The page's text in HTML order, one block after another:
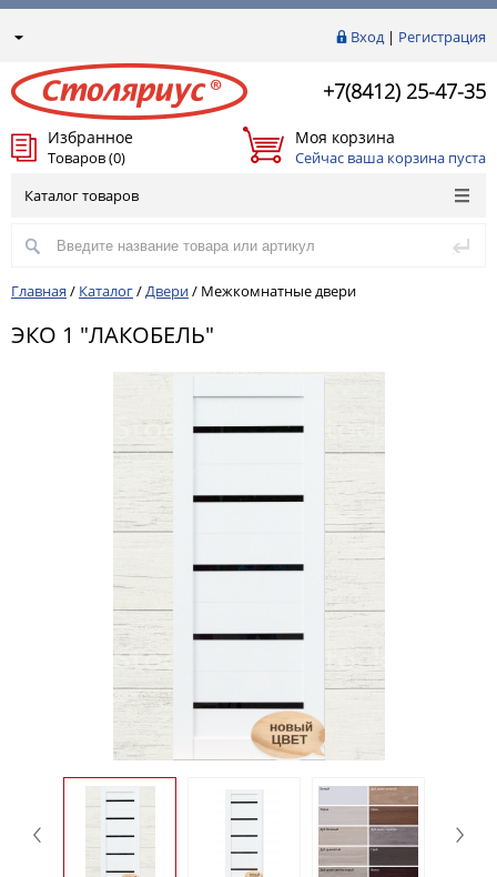
Вход| Регистрация
+7(8412) 25-47-35
Избранное
Товаров (0)
Моя корзина
Сейчас ваша корзина пуста
Каталог товаров
Главная / Каталог/Двери/ Межкомнатные двери
ЭКО 1 "ЛАКОБЕЛЬ"